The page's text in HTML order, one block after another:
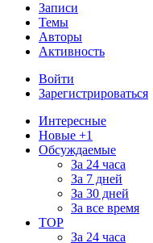
Записи
Темы
Авторы
Активность
Войти
Зарегистрироваться
Интересные
Новые +1
Обсуждаемые
За 24 часа
За 7 дней
За 30 дней
За все время
TOP
За 24 часа